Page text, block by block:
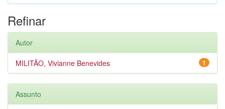
Refinar
Autor
1
MILITÃO, Vivianne Benevides
Assunto